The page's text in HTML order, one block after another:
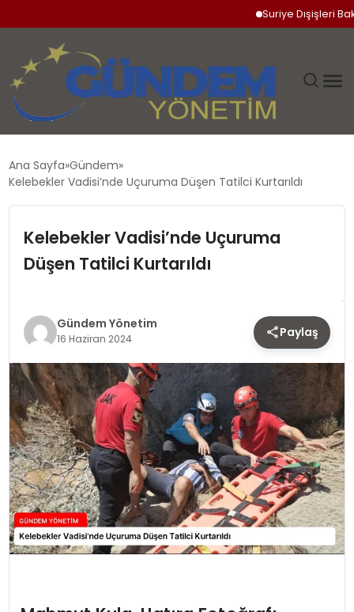
Suriye Dışişleri
DÜNYA
EKONOMI
SPOR
TEKNOLOJI
SAĞLIK
YAŞAM
Ana Sayfa Gündem
Kelebekler Vadisi’nde Uçuruma Düşen Tatilci Kurtarıldı
Kelebekler Vadisi’nde Uçuruma
Düşen Tatilci Kurtarıldı
Gündem Yönetim
16 Haziran 2024 Paylaş